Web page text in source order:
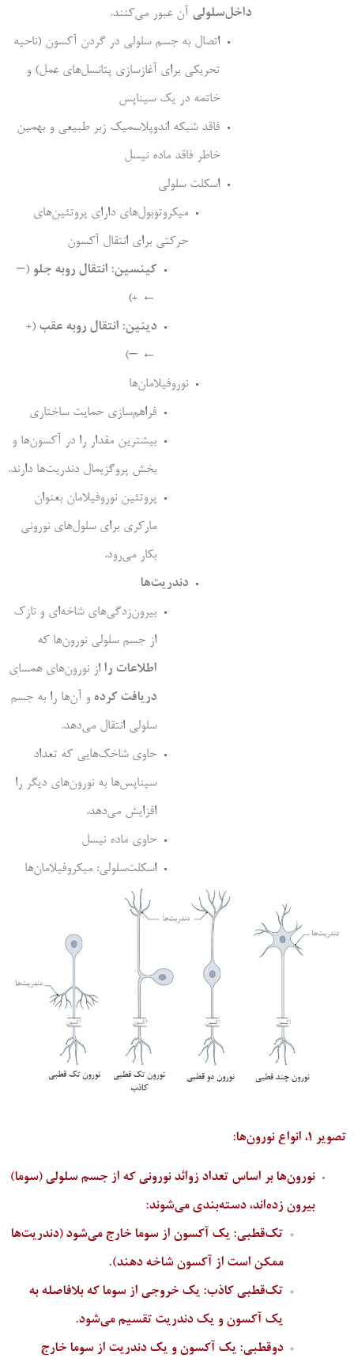
داخل‌سلولی آن عبور می‌کنند.
اتصال به جسم سلولی در گردن آکسون (ناحیه
تحریکی برای آغازسازی پتانسل‌های عمل) و
خاتمه در یک سیناپس
فاقد شبکه اندوپلاسمیک زبر طبیعی و بهمین
خاطر فاقد ماده نیسل
اسکلت سلولی
میکروتوبول‌های دارای پروتئین‌های
حرکتی برای انتقال آکسون
کینسین: انتقال روبه جلو (–
← +)
دینین: انتقال روبه عقب (+
← –)
نوروفیلامان‌ها
فراهم‌سازی حمایت ساختاری
بیشترین مقدار را در آکسون‌ها و
بخش پروگزیمال دندریت‌ها دارند.
پروتئین نوروفیلامان بعنوان
مارکری برای سلول‌های نورونی
بکار می‌رود.
دندریت‌ها
بیرون‌زدگی‌های شاخه‌ای و نازک
از جسم سلولی نورون‌ها که
اطلاعات را از نورون‌های همسای
دریافت کرده و آن‌ها را به جسم
سلولی انتقال می‌دهد.
حاوی شاخک‌هایی که تعداد
سیناپس‌ها به نورون‌های دیگر را
افزایش می‌دهد.
حاوی ماده نیسل
اسکلت‌سلولی: میکروفیلامان‌ها
تصویر 1، انواع نورون‌ها:
نورون‌ها بر اساس تعداد زوائد نورونی که از جسم سلولی (سوما)
بیرون زده‌اند، دسته‌بندی می‌شوند:
تک‌قطبی: یک آکسون از سوما خارج می‌شود (دندریت‌ها
ممکن است از آکسون شاخه دهند).
تک‌قطبی کاذب: یک خروجی از سوما که بلافاصله به
یک آکسون و یک دندریت تقسیم می‌شود.
دوقطبی: یک آکسون و یک دندریت از سوما خارج